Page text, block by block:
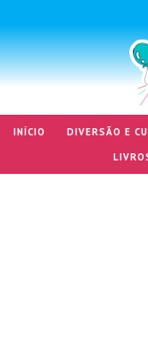
INÍCIO DIVERSÃO E